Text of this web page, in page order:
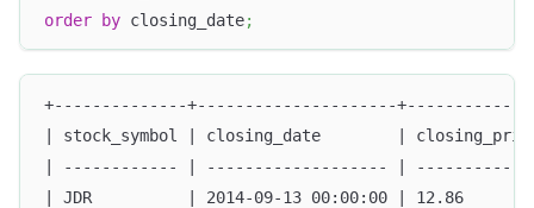
order
by closing_date;
+--------------+---------------------
| stock_symbol | closing_date        |
| ------------ | ------------------- |
| JDR          | 2014-09-13 00:00:00 |